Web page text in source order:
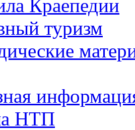
Краепедии
туризм
НТП